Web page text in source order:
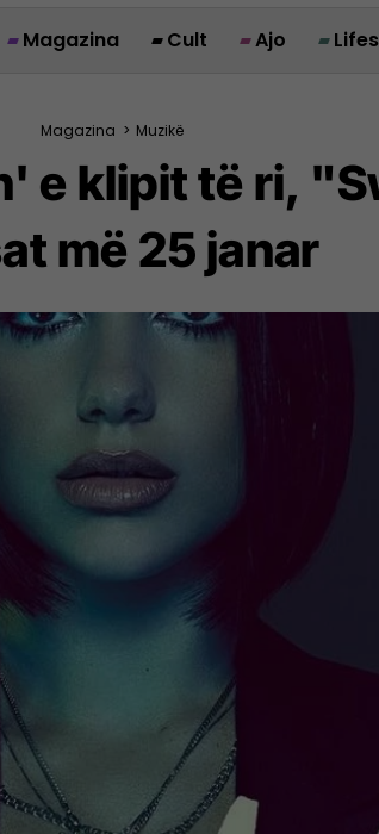
Magazina Cult Ajo
Magazina > Muzikë
e klipit të ri,
më 25 janar